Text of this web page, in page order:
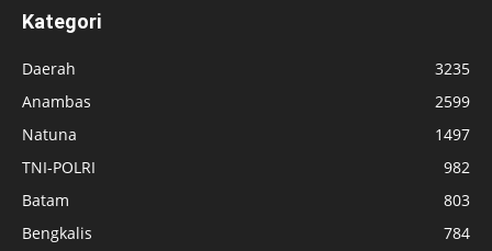
Kategori
Daerah
3235
Anambas
2599
Natuna
1497
TNI-POLRI
982
Batam
803
Bengkalis
784